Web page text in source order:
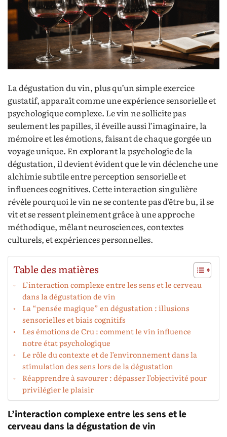
La dégustation du vin, plus qu’un simple exercice
gustatif, apparaît comme une expérience sensorielle et
psychologique complexe. Le vin ne sollicite pas
seulement les papilles, il éveille aussi l’imaginaire, la
mémoire et les émotions, faisant de chaque gorgée un
voyage unique. En explorant la psychologie de la
dégustation, il devient évident que le vin déclenche une
alchimie subtile entre perception sensorielle et
influences cognitives. Cette interaction singulière
révèle pourquoi le vin ne se contente pas d’être bu, il se
vit et se ressent pleinement grâce à une approche
méthodique, mêlant neurosciences, contextes
culturels, et expériences personnelles.
Table des matières
L’interaction complexe entre les sens et le cerveau
dans la dégustation de vin
La “pensée magique” en dégustation : illusions
sensorielles et biais cognitifs
Les émotions de Cru : comment le vin influence
notre état psychologique
Le rôle du contexte et de l’environnement dans la
stimulation des sens lors de la dégustation
Réapprendre à savourer : dépasser l’objectivité pour
privilégier le plaisir
L’interaction complexe entre les sens et le
cerveau dans la dégustation de vin